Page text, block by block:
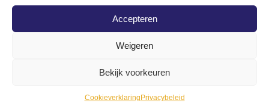
Accepteren
Weigeren
Bekijk voorkeuren
Cookieverklaring Privacybeleid
Disclaimer
© All Rights Reserved.